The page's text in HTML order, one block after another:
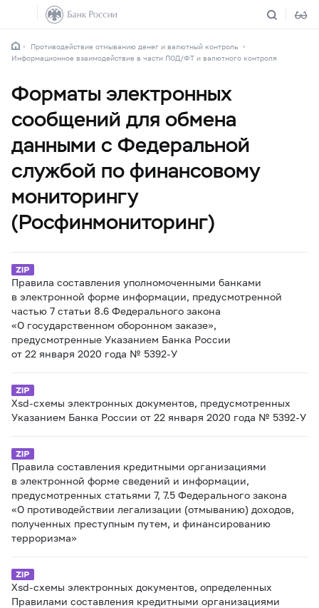
Противодействие отмыванию денег и валютный контроль
Информационное взаимодействие в части ПОД/ФТ и валютного контроля
Форматы электронных
сообщений для обмена
данными с Федеральной
службой по финансовому
мониторингу
(Росфинмониторинг)
Правила составления уполномоченными банками
в электронной форме информации, предусмотренной
частью 7 статьи 8.6 Федерального закона
«О государственном оборонном заказе»,
предусмотренные Указанием Банка России
от 22 января 2020 года № 5392-У
Xsd-схемы электронных документов, предусмотренных
Указанием Банка России от 22 января 2020 года № 5392-У
Правила составления кредитными организациями
в электронной форме сведений и информации,
предусмотренных статьями 7, 7.5 Федерального закона
«О противодействии легализации (отмыванию) доходов,
полученных преступным путем, и финансированию
терроризма»
Xsd-схемы электронных документов, определенных
Правилами составления кредитными организациями